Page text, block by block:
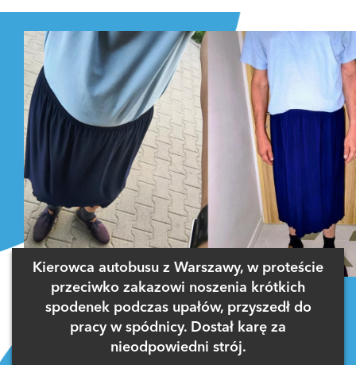
Kierowca autobusu z Warszawy, w proteście
przeciwko zakazowi noszenia krótkich
spodenek podczas upałów, przyszedł do
pracy w spódnicy. Dostał karę za
nieodpowiedni strój.